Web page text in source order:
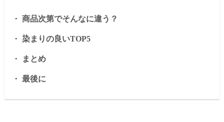
・ 商品次第でそんなに違う？
・ 染まりの良いTOP5
・ まとめ
・ 最後に